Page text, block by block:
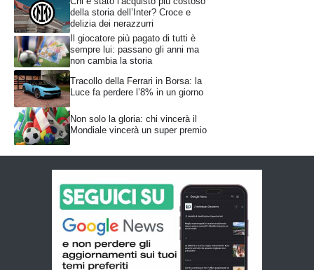
della storia dell’Inter? Croce e
delizia dei nerazzurri
Il giocatore più pagato di tutti è
sempre lui: passano gli anni ma
non cambia la storia
Tracollo della Ferrari in Borsa: la
Luce fa perdere l’8% in un giorno
Non solo la gloria: chi vincerà il
Mondiale vincerà un super premio